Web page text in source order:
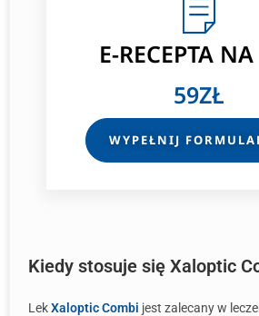
E-RECEPTANA
59ZŁ
WYPEŁNIJ
Kiedy stosuje się Xaloptic
LekXaloptic Combi jest zalecany w